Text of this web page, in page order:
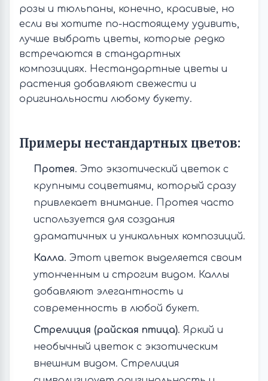
розы и тюльпаны, конечно, красивые, но
если вы хотите по-настоящему удивить,
лучше выбрать цветы, которые редко
встречаются в стандартных
композициях. Нестандартные цветы и
растения добавляют свежести и
оригинальности любому букету.
Примеры нестандартных цветов:
Протея. Это экзотический цветок с
крупными соцветиями, который сразу
привлекает внимание. Протея часто
используется для создания
драматичных и уникальных композиций.
Калла. Этот цветок выделяется своим
утонченным и строгим видом. Каллы
добавляют элегантность и
современность в любой букет.
Стрелиция (райская птица). Яркий и
необычный цветок с экзотическим
внешним видом. Стрелиция